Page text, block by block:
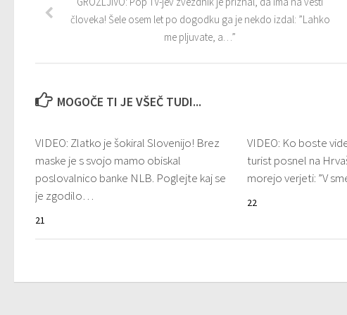
človeka! Šele osem let po dogodku ga je nekdo izdal: ”Lahko
me pljuvate, a…”
MOGOČE TI JE VŠEČ TUDI...
VIDEO: Zlatko je šokiral Slovenijo! Brez
maske je s svojo mamo obiskal
poslovalnico banke NLB. Poglejte kaj se
je zgodilo…
21
VIDEO: Ko boste
turist posnel na
morejo verjeti: ”V
22